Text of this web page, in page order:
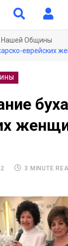
Общины
еврейских
3 MINUTE